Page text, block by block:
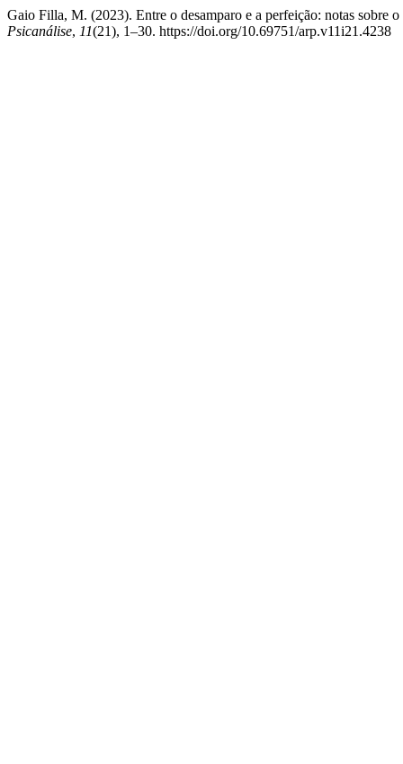
Gaio Filla, M. (2023). Entre o desamparo e a perfeição: notas sobre
Psicanálise, 11(21), 1–30. https://doi.org/10.69751/arp.v11i21.4238